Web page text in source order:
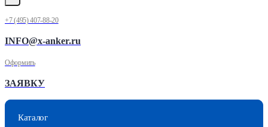
+7 (495) 407-88-20
INFO@x-anker.ru
Оформить
ЗАЯВКУ
Каталог